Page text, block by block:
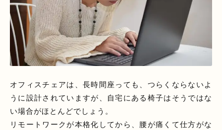
オフィスチェアは、長時間座っても、つらくならないよ
うに設計されていますが、自宅にある椅子はそうではな
い場合がほとんどでしょう。
リモートワークが本格化してから、腰が痛くて仕方がな